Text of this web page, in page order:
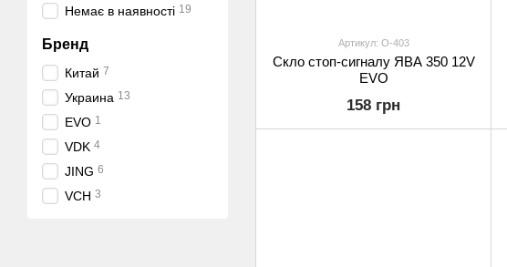
Артикул: O-403
Скло стоп-сигналу ЯВА 350 12V
EVO
158 грн
Немає в наявності 19
Бренд
Китай 7
Украина 13
EVO 1
VDK 4
JING 6
VCH 3